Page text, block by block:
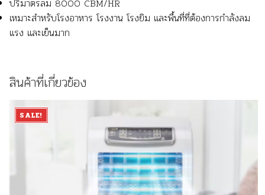
ปริมาตรลม 8000 CBM/HR
เหมาะสำหรับโรงอาหาร โรงงาน โรงยิม และพื้นที่ที่ต้องการกำลังลม
แรง และเย็นมาก
สินค้าที่เกี่ยวข้อง
SALE!